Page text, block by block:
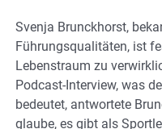
Svenja Brunckhorst,
Führungsqualitäten, ist
Lebenstraum zu
Podcast-Interview, was
bedeutet, antwortete
glaube, es gibt als